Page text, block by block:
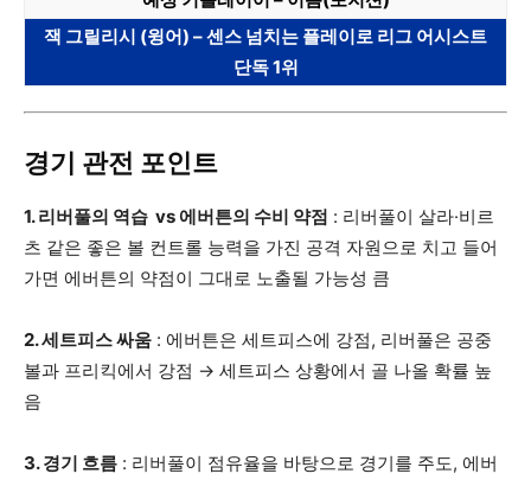
잭 그릴리시 (윙어) – 센스 넘치는 플레이로 리그 어시스트
단독 1위
경기 관전 포인트
1. 리버풀의 역습 vs 에버튼의 수비 약점 : 리버풀이 살라·비르
츠 같은 좋은 볼 컨트롤 능력을 가진 공격 자원으로 치고 들어
가면 에버튼의 약점이 그대로 노출될 가능성 큼
2. 세트피스 싸움 : 에버튼은 세트피스에 강점, 리버풀은 공중
볼과 프리킥에서 강점 → 세트피스 상황에서 골 나올 확률 높
음
3. 경기 흐름 : 리버풀이 점유율을 바탕으로 경기를 주도, 에버